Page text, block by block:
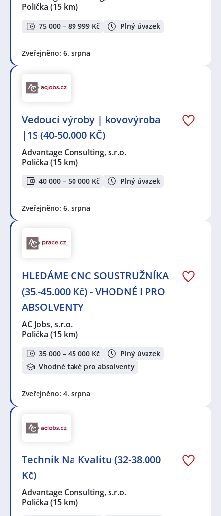
Polička (15 km)
75 000 – 89 999 Kč Plný úvazek
Zveřejněno: 6. srpna
Vedoucí výroby | kovovýroba
|1S (40-50.000 KČ)
Advantage Consulting, s.r.o.
Polička (15 km)
40 000 – 50 000 Kč Plný úvazek
Zveřejněno: 6. srpna
HLEDÁME CNC SOUSTRUŽNÍKA
(35.-45.000 Kč) - VHODNÉ I PRO
ABSOLVENTY
AC Jobs, s.r.o.
Polička (15 km)
35 000 – 45 000 Kč
Plný úvazek
Vhodné také pro absolventy
Zveřejněno: 4. srpna
Technik Na Kvalitu (32-38.000
Kč)
Advantage Consulting, s.r.o.
Polička (15 km)